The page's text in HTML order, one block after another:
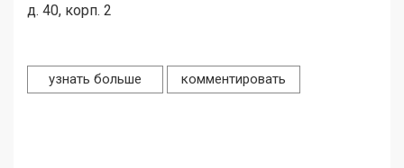
д. 40, корп. 2
узнать больше комментировать